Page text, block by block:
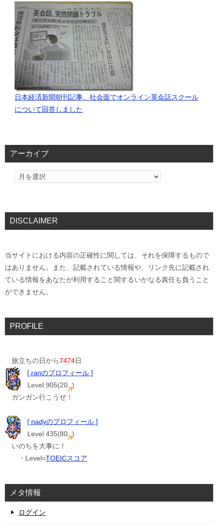
日本経済新聞朝刊記事、社会面でオンライン英会話スクール
について回答しました
アーカイブ
DISCLAIMER
当サイトにおける内容の正確性に関しては、それを保障するもので
はありません。また、記載されている情報や、リンク先に記載され
ている情報をあなたが利用すること関するいかなる責任も負うこと
ができません。
PROFILE
旅立ちの日から7474日
[ ranのプロフィール ]
Level 905(20 )
ガンガン行こうぜ！
[ nadyのプロフィール ]
Level 435(80 )
いのちを大事に！
・Level=TOEICスコア
メタ情報
ログイン